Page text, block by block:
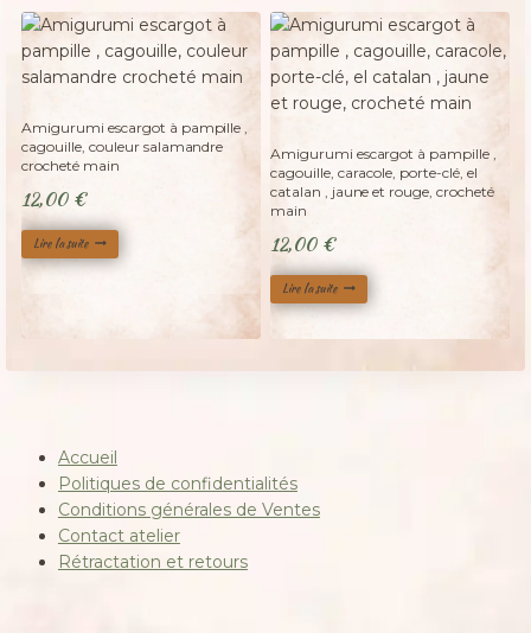
Adopté
Amigurumi escargot à pampille ,
cagouille, couleur salamandre
crocheté main
12,00 €
Lire la suite
Adopté
Amigurumi escargot à pampille ,
cagouille, caracole, porte-clé, el
catalan , jaune et rouge, crocheté
main
12,00 €
Lire la suite
Accueil
Politiques de confidentialités
Conditions générales de Ventes
Contact atelier
Rétractation et retours